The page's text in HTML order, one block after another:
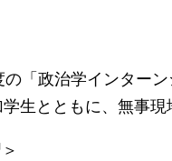
「政治学インターン
生とともに、無事現